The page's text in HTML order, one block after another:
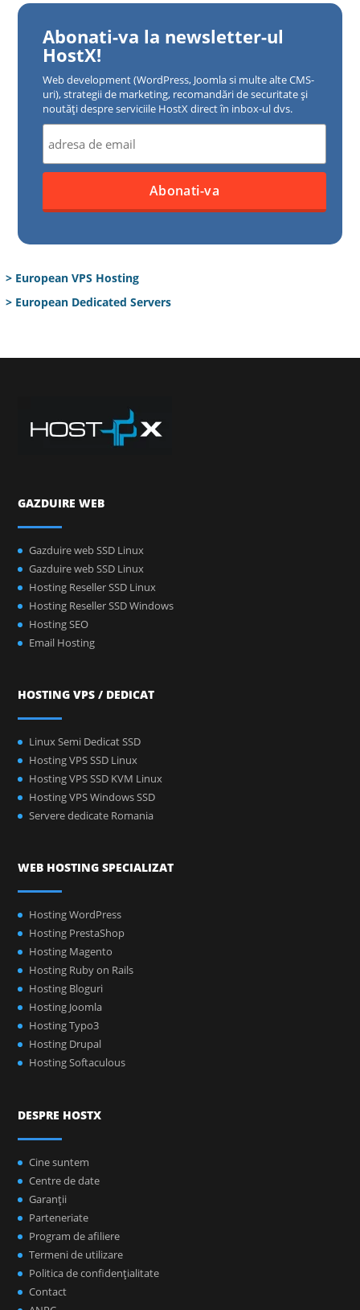
Abonati-va la newsletter-ul
HostX!
Web development (WordPress, Joomla si multe alte CMS-
uri), strategii de marketing, recomandări de securitate și
noutăți despre serviciile HostX direct în inbox-ul dvs.
> European VPS Hosting
> European Dedicated Servers
GAZDUIRE WEB
Gazduire web SSD Linux
Gazduire web SSD Linux
Hosting Reseller SSD Linux
Hosting Reseller SSD Windows
Hosting SEO
Email Hosting
HOSTING VPS / DEDICAT
Linux Semi Dedicat SSD
Hosting VPS SSD Linux
Hosting VPS SSD KVM Linux
Hosting VPS Windows SSD
Servere dedicate Romania
WEB HOSTING SPECIALIZAT
Hosting WordPress
Hosting PrestaShop
Hosting Magento
Hosting Ruby on Rails
Hosting Bloguri
Hosting Joomla
Hosting Typo3
Hosting Drupal
Hosting Softaculous
DESPRE HOSTX
Cine suntem
Centre de date
Garanţii
Parteneriate
Program de afiliere
Termeni de utilizare
Politica de confidenţialitate
Contact